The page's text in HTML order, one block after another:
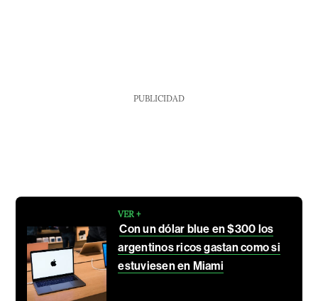
PUBLICIDAD
VER +
Con un dólar blue en $300 los
argentinos ricos gastan como si
estuviesen en Miami